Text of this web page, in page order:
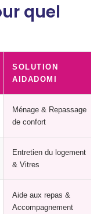
quel
SOLUTION
AIDADOMI
Ménage & Repassage
de confort
Entretien du logement
& Vitres
Aide aux repas &
Accompagnement